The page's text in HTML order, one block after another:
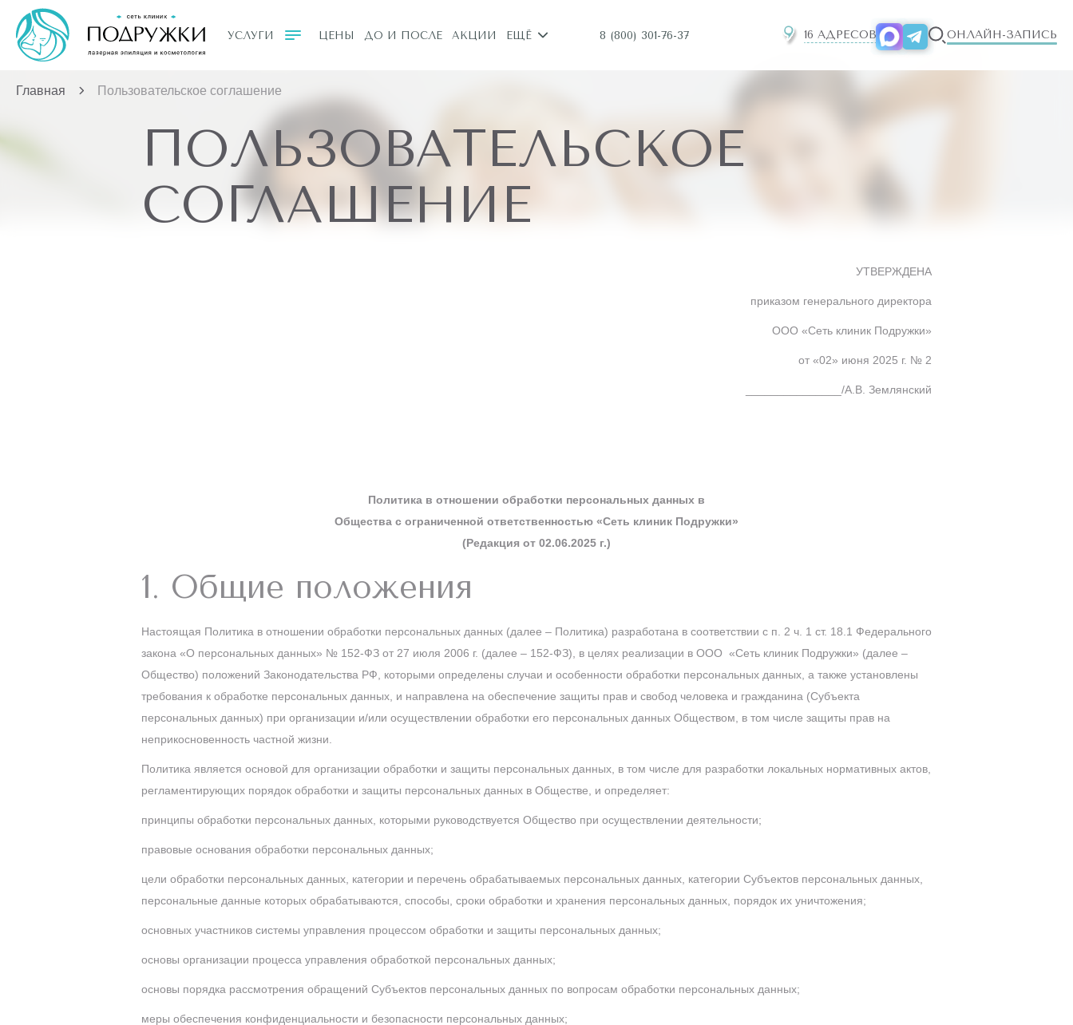
УСЛУГИ ЦЕНЫ ДО И ПОСЛЕ АКЦИИ ЕЩЁ 8 (800) 301-76-37 16 АДРЕСОВ ОНЛАЙН-ЗАПИСЬ
Главная Пользовательское соглашение
ПОЛЬЗОВАТЕЛЬСКОЕ
СОГЛАШЕНИЕ
УТВЕРЖДЕНА
приказом генерального директора
ООО «Сеть клиник Подружки»
от «02» июня 2025 г. № 2
_______________/А.В. Землянский
Политика в отношении обработки персональных данных в
Общества с ограниченной ответственностью «Сеть клиник Подружки»
(Редакция от 02.06.2025 г.)
1. Общие положения
Настоящая Политика в отношении обработки персональных данных (далее – Политика) разработана в соответствии с п. 2 ч. 1 ст. 18.1 Федерального
закона «О персональных данных» № 152-ФЗ от 27 июля 2006 г. (далее – 152-ФЗ), в целях реализации в ООО «Сеть клиник Подружки» (далее –
Общество) положений Законодательства РФ, которыми определены случаи и особенности обработки персональных данных, а также установлены
требования к обработке персональных данных, и направлена на обеспечение защиты прав и свобод человека и гражданина (Субъекта
персональных данных) при организации и/или осуществлении обработки его персональных данных Обществом, в том числе защиты прав на
неприкосновенность частной жизни.
Политика является основой для организации обработки и защиты персональных данных, в том числе для разработки локальных нормативных актов,
регламентирующих порядок обработки и защиты персональных данных в Обществе, и определяет:
принципы обработки персональных данных, которыми руководствуется Общество при осуществлении деятельности;
правовые основания обработки персональных данных;
цели обработки персональных данных, категории и перечень обрабатываемых персональных данных, категории Субъектов персональных данных,
персональные данные которых обрабатываются, способы, сроки обработки и хранения персональных данных, порядок их уничтожения;
основных участников системы управления процессом обработки и защиты персональных данных;
основы организации процесса управления обработкой персональных данных;
основы порядка рассмотрения обращений Субъектов персональных данных по вопросам обработки персональных данных;
меры обеспечения конфиденциальности и безопасности персональных данных;